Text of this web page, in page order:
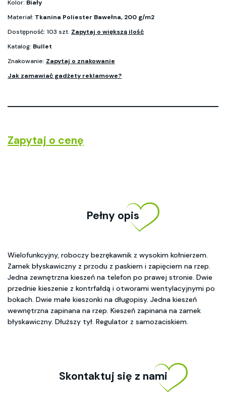
Kolor: Biały
Materiał: Tkanina Poliester Bawełna, 200 g/m2
Dostępność: 103 szt. Zapytaj o większą ilość
Katalog: Bullet
Znakowanie: Zapytaj o znakowanie
Jak zamawiać gadżety reklamowe?
Zapytaj o cenę
Pełny opis
Wielofunkcyjny, roboczy bezrękawnik z wysokim kołnierzem.
Zamek błyskawiczny z przodu z paskiem i zapięciem na rzep.
Jedna zewnętrzna kieszeń na telefon po prawej stronie. Dwie
przednie kieszenie z kontrfałdą i otworami wentylacyjnymi po
bokach. Dwie małe kieszonki na długopisy. Jedna kieszeń
wewnętrzna zapinana na rzep. Kieszeń zapinana na zamek
błyskawiczny. Dłuższy tył. Regulator z samozaciskiem.
Skontaktuj się z nami